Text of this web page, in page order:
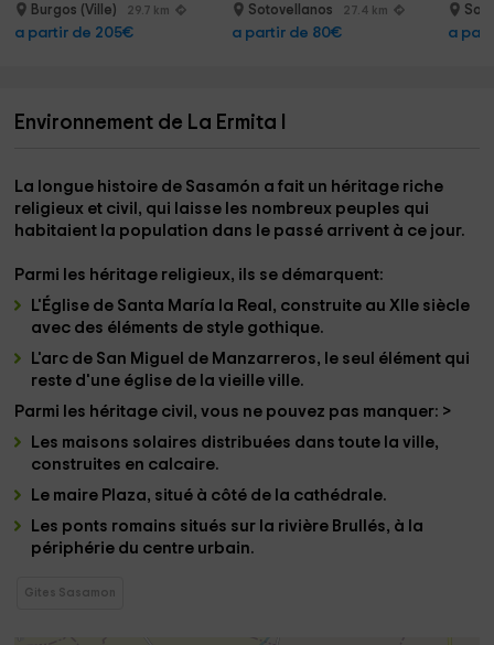
Burgos (Ville) 29.7 km
a partir de 205€
Sotovellanos 27.4 km
a partir de 80€ a
Environnement de La Ermita I
La longue histoire de Sasamón a fait un héritage riche
religieux et civil, qui laisse les nombreux peuples qui
habitaient la population dans le passé arrivent à ce jour.
Parmi les héritage religieux, ils se démarquent:
L'Église de Santa María la Real , construite au XIIe siècle
avec des éléments de style gothique.
L'arc de San Miguel de Manzarreros, le seul élément qui
reste d'une église de la vieille ville.
Parmi les héritage civil , vous ne pouvez pas manquer: >
Les maisons solaires distribuées dans toute la ville,
construites en calcaire.
Le maire Plaza, situé à côté de la cathédrale.
Les ponts romains situés sur la rivière Brullés, à la
périphérie du centre urbain.
Gites Sasamon